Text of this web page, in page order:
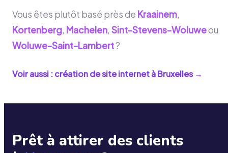
Vous êtes plutôt basé près de Kraainem,
Kortenberg, Machelen, Sint-Stevens-Woluweou
Woluwe-Saint-Lambert?
Voir aussi : création de site internet àBruxelles→
Prêt à attirer des clients